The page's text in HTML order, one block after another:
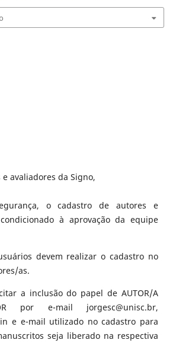
avaliadores da Signo,
o cadastro de autores e
à aprovação da equipe
devem realizar o cadastro no
as.
a inclusão do papel de AUTOR/A
por e-mail jorgesc@unisc.br,
e e-mail utilizado no cadastro para
seja liberado na respectiva